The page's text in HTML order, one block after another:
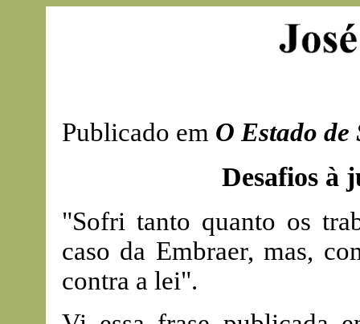
Publicado em O Estado de
Desafios à
"Sofri tanto quanto os
caso da Embraer, mas,
contra a lei".